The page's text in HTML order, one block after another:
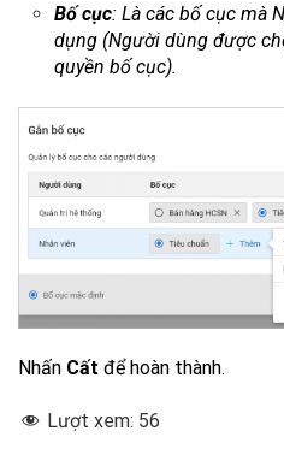
Bố cục: Là các bố cục mà
dụng (Người dùng được
quyền bố cục).
Nhấn Cất để hoàn thành.
Lượt xem: 56